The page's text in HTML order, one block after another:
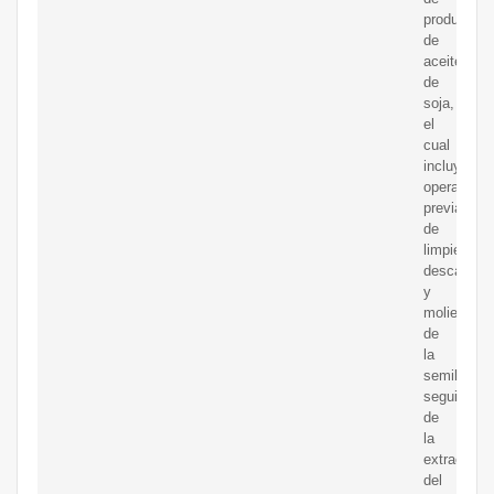
producción
de
aceite
de
soja,
el
cual
incluye
previas
de
limpieza,
y
molienda
de
la
semilla,
seguido
de
la
extracción
del